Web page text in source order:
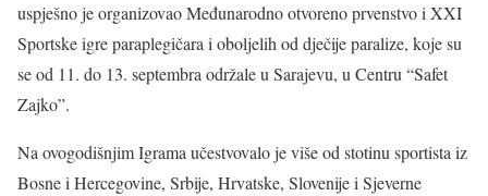
uspješno je organizovao Međunarodno otvoreno prvenstvo i XXI
Sportske igre paraplegičara i oboljelih od dječije paralize, koje su
se od 11. do 13. septembra održale u Sarajevu, u Centru “Safet
Zajko”.
Na ovogodišnjim Igrama učestvovalo je više od stotinu sportista iz
Bosne i Hercegovine, Srbije, Hrvatske, Slovenije i Sjeverne